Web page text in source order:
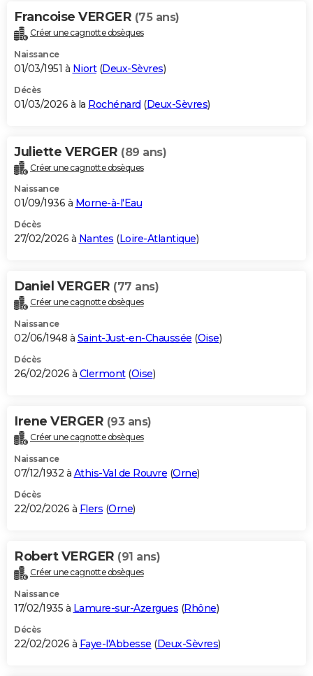
Francoise VERGER (75 ans)
Créer une cagnotte obsèques
Naissance
01/03/1951 à Niort(Deux-Sèvres)
Décès
01/03/2026 à la Rochénard (Deux-Sèvres)
Juliette VERGER (89 ans)
Créer une cagnotte obsèques
Naissance
01/09/1936 à Morne-à-l'Eau
Décès
27/02/2026 à Nantes (Loire-Atlantique)
Daniel VERGER (77 ans)
Créer une cagnotte obsèques
Naissance
02/06/1948 à Saint-Just-en-Chaussée (Oise)
Décès
26/02/2026 à Clermont(Oise)
Irene VERGER (93 ans)
Créer une cagnotte obsèques
Naissance
07/12/1932 à Athis-Val de Rouvre (Orne)
Décès
22/02/2026 à Flers (Orne)
Robert VERGER (91 ans)
Créer une cagnotte obsèques
Naissance
17/02/1935 à Lamure-sur-Azergues (Rhône)
Décès
22/02/2026 à Faye-l'Abbesse (Deux-Sèvres)